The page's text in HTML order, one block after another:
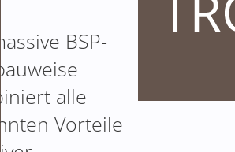
BSP-
alle
Vorteile